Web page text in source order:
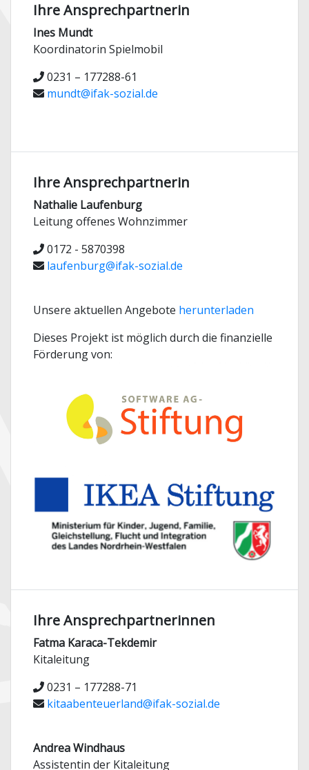
Ihre Ansprechpartnerin
Ines Mundt
Koordinatorin Spielmobil
0231 – 177288-61
mundt@ifak-sozial.de
Ihre Ansprechpartnerin
Nathalie Laufenburg
Leitung offenes Wohnzimmer
0172 - 5870398
laufenburg@ifak-sozial.de
Unsere aktuellen Angebote herunterladen
Dieses Projekt ist möglich durch die finanzielle
Förderung von:
Ihre Ansprechpartnerinnen
Fatma Karaca-Tekdemir
Kitaleitung
0231 – 177288-71
kitaabenteuerland@ifak-sozial.de
Andrea Windhaus
Assistentin der Kitaleitung